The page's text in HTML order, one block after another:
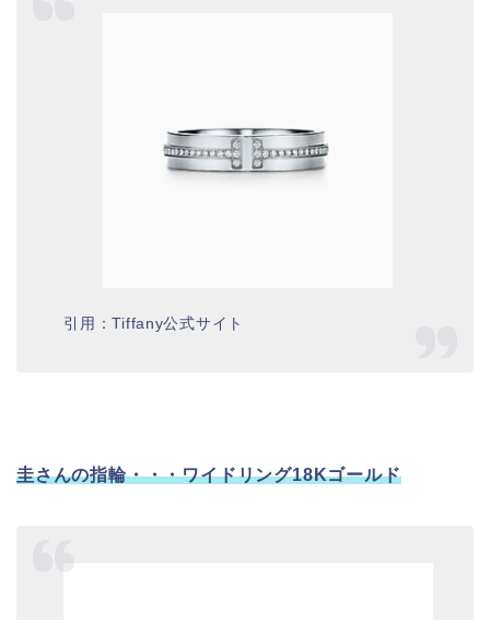
引用：Tiffany公式サイト
圭さんの指輪・・・ワイドリング18Kゴールド